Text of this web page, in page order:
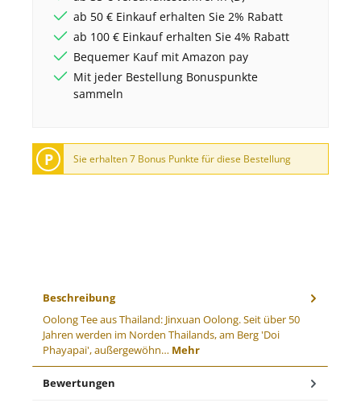
ab 50 € Einkauf erhalten Sie 2% Rabatt
ab 100 € Einkauf erhalten Sie 4% Rabatt
Bequemer Kauf mit Amazon pay
Mit jeder Bestellung Bonuspunkte
sammeln
P Sie erhalten 7 Bonus Punkte für diese Bestellung
Beschreibung
Oolong Tee aus Thailand: Jinxuan Oolong. Seit über 50
Jahren werden im Norden Thailands, am Berg 'Doi
Phayapai', außergewöhn… Mehr
Bewertungen